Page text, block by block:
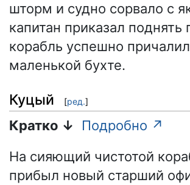
шторм и судно сорвало с
капитан приказал поднять
корабль успешно
маленькой бухте.
Куцый [ред.]
Кратко ↓
Подробно ↗
На сияющий чистотой
прибыл новый старший